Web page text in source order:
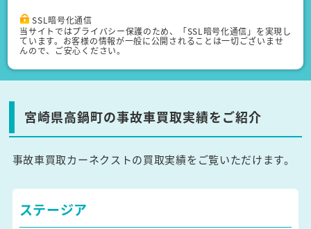
SSL暗号化通信
当サイトではプライバシー保護のため、「SSL暗号化通信」を実現し
ています。お客様の情報が一般に公開されることは一切ございませ
んので、ご安心ください。
宮崎県高鍋町の事故車買取実績をご紹介
事故車買取カーネクストの買取実績をご覧いただけます。
ステージア